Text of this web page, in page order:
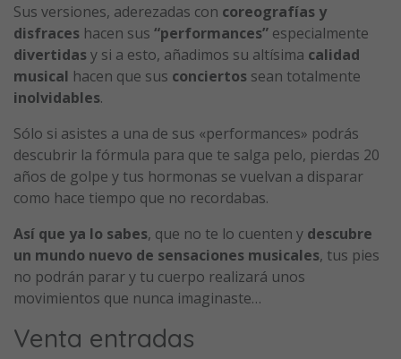
Sus versiones, aderezadas con coreografías y
disfraces hacen sus “performances” especialmente
divertidasy si a esto, añadimos su altísima calidad
musical hacen que sus conciertos sean totalmente
inolvidables.
Sólo si asistes a una de sus «performances» podrás
descubrir la fórmula para que te salga pelo, pierdas 20
años de golpe y tus hormonas se vuelvan a disparar
como hace tiempo que no recordabas.
Así que ya lo sabes, que no te lo cuenten y descubre
un mundo nuevo de sensaciones musicales, tus pies
no podrán parar y tu cuerpo realizará unos
movimientos que nunca imaginaste…
Venta entradas